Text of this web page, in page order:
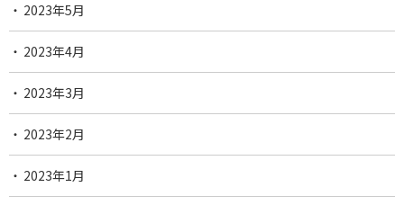
2023年5月
2023年4月
2023年3月
2023年2月
2023年1月